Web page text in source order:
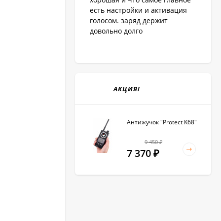
есть настройки и активация
голосом. заряд держит
довольно долго
АКЦИЯ!
Антижучок "Protect K68"
9 450₽
7 370 ₽